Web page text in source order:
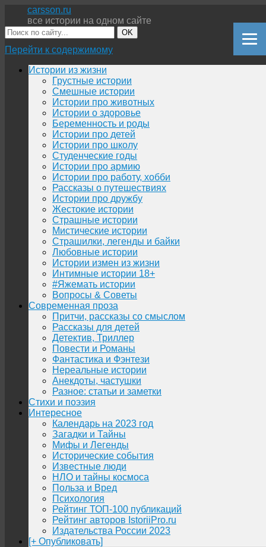
carsson.ru
все истории на одном сайте
OK
Перейти к содержимому
Истории из жизни
Грустные истории
Смешные истории
Истории про животных
Истории о здоровье
Беременность и роды
Истории про детей
Истории про школу
Студенческие годы
Истории про армию
Истории про работу, хобби
Рассказы о путешествиях
Истории про дружбу
Жестокие истории
Страшные истории
Мистические истории
Страшилки, легенды и байки
Любовные истории
Истории измен из жизни
Интимные истории 18+
#Яжемать истории
Вопросы & Советы
Современная проза
Притчи, рассказы со смыслом
Рассказы для детей
Детектив, Триллер
Повести и Романы
Фантастика и Фэнтези
Нереальные истории
Анекдоты, частушки
Разное: статьи и заметки
Стихи и поэзия
Интересное
Календарь на 2023 год
Загадки и Тайны
Мифы и Легенды
Исторические события
Известные люди
НЛО и тайны космоса
Польза и Вред
Психология
Рейтинг ТОП-100 публикаций
Рейтинг авторов IstoriiPro.ru
Издательства России 2023
[+ Опубликовать]